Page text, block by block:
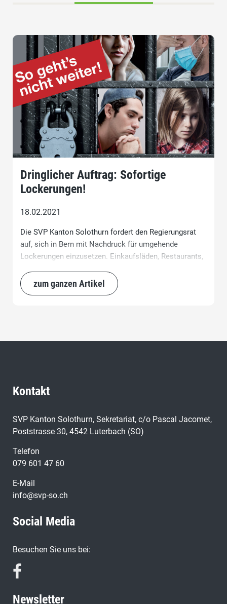
Dringlicher Auftrag: Sofortige
Lockerungen!
18.02.2021
Die SVP Kanton Solothurn fordert den Regierungsrat
auf, sich in Bern mit Nachdruck für umgehende
Lockerungen einzusetzen. Einkaufsläden, Restaurants,
Schutzkonzepten sind wieder zu öffnen. Die Home-
Office Pflicht ist aufzuheben, damit die Menschen
zum ganzen Artikel
Kontakt
SVP Kanton Solothurn, Sekretariat, c/o Pascal Jacomet,
Poststrasse 30, 4542 Luterbach (SO)
Telefon
079 601 47 60
E-Mail
info@svp-so.ch
Social Media
Besuchen Sie uns bei:
Newsletter